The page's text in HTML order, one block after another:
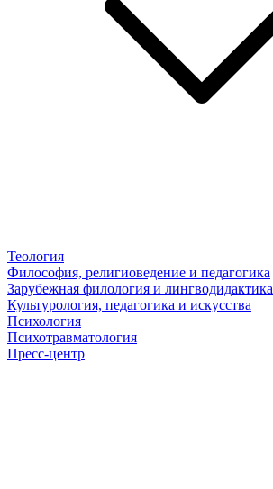
Теология
Философия, религиоведение и педагогика
Зарубежная филология и лингводидактика
Культурология, педагогика и искусства
Психология
Психотравматология
Пресс-центр